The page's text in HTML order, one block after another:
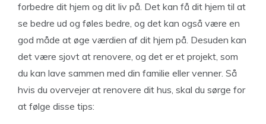
forbedre dit hjem og dit liv på. Det kan få dit hjem til at
se bedre ud og føles bedre, og det kan også være en
god måde at øge værdien af dit hjem på. Desuden kan
det være sjovt at renovere, og det er et projekt, som
du kan lave sammen med din familie eller venner. Så
hvis du overvejer at renovere dit hus, skal du sørge for
at følge disse tips: